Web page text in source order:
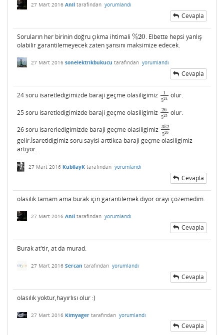
27 Mart 2016 Anil tarafından yorumlandı
Cevapla
Soruların her birinin doğru çıkma ihtimali %20
%20 . Elbette hepsi yanlış
olabilir garantilemeyecek zaten şansını maksimize edecek.
27 Mart 2016 sonelektrikbukucu tarafından yorumlandı
Cevapla
24 soru isaretledigimizde baraji geçme olasiligimiz
1
524
1524olur.
25 soru isaretledigimizde baraji geçme olasiligimiz
26
525
265 25
olur.
26 soru isarerledigimizde baraji geçme olasiligimiz 352
526
352
gelir.İsaretldigimiz soru sayisi arttikca baraji geçme olasiligimiz
artiyor.
27 Mart 2016 KubilayK tarafından yorumlandı
Cevapla
olasılık tamam ama burak için garantilemek diyor orayı çözemedim.
27 Mart 2016 Anil tarafından yorumlandı
Cevapla
Burak at'tir, at da murad.
27 Mart 2016 Sercan tarafından yorumlandı
Cevapla
olasılık yoktur,hayırlısı olur :)
27 Mart 2016 Kimyager tarafından yorumlandı
Cevapla